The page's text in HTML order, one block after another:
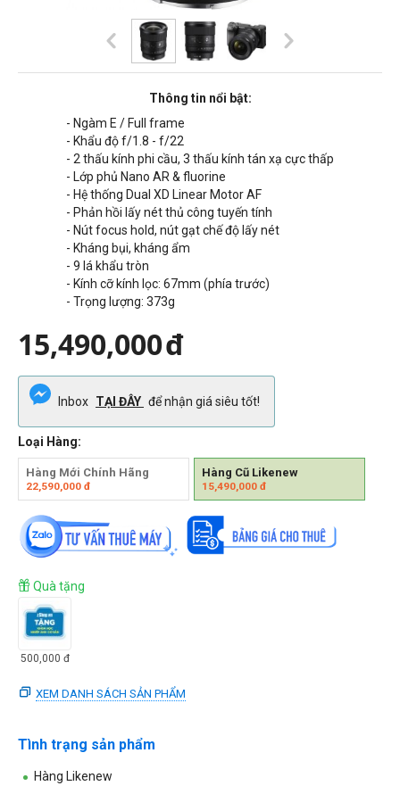
Thông tin nổi bật:
- Ngàm E / Full frame
- Khẩu độ f/1.8 - f/22
- 2 thấu kính phi cầu, 3 thấu kính tán xạ cực thấp
- Lớp phủ Nano AR & fluorine
- Hệ thống Dual XD Linear Motor AF
- Phản hồi lấy nét thủ công tuyến tính
- Nút focus hold, nút gạt chế độ lấy nét
- Kháng bụi, kháng ẩm
- 9 lá khẩu tròn
- Kính cỡ kính lọc: 67mm (phía trước)
- Trọng lượng: 373g
15,490,000đ
Inbox TẠI ĐÂY để nhận giá siêu tốt!
Loại Hàng:
Hàng Mới Chính Hãng
22,590,000 đ
Hàng Cũ Likenew
15,490,000đ
Quà tặng
500,000 đ
XEM DANH SÁCH SẢN PHẨM
Tình trạng sản phẩm
Hàng Likenew